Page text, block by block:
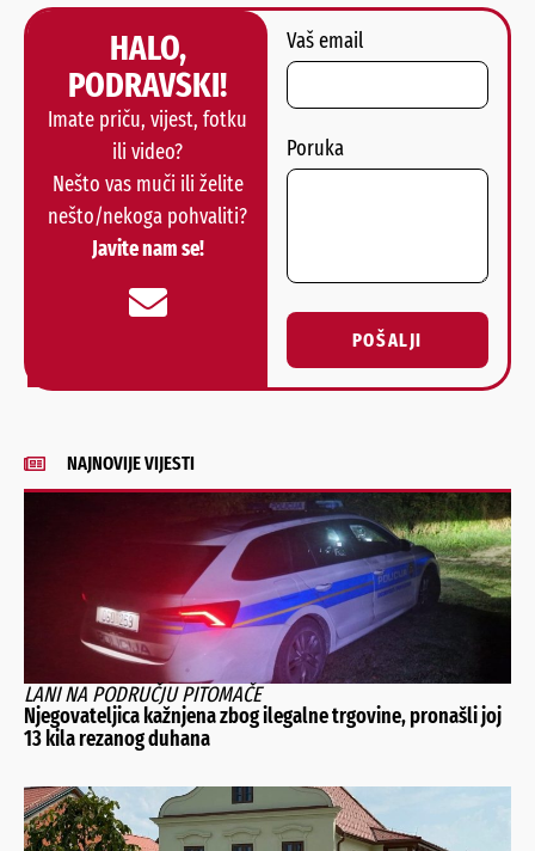
HALO,
PODRAVSKI!
Imate priču, vijest, fotku
ili video?
Nešto vas muči ili želite
nešto/nekoga pohvaliti?
Javite nam se!
Vaš email
Poruka
POŠALJI
Alternative:
NAJNOVIJE VIJESTI
LANI NA PODRUČJU PITOMAČE
Njegovateljica kažnjena zbog ilegalne trgovine, pronašli joj
13 kila rezanog duhana